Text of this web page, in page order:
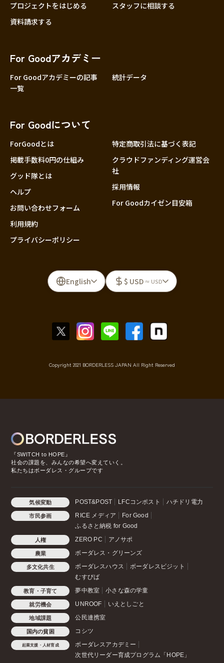
プロジェクトをはじめる
スタッフに相談する
資料請求する
For Goodアカデミー
For Goodアカデミーの記事
一覧
統計データ
For Goodについて
ForGoodとは
掲載手数料0円の仕組み
グッド隊とは
ヘルプ
お問い合わせフォーム
利用規約
プライバシーポリシー
特定商取引法に基づく表記
クラウドファンディング運営会
社
採用情報
For Goodカイゼン目安箱
English $ USD ≈ USD
Copyright 2021 BORDERLESS JAPAN All Right Reserved
『SWITCH to HOPE』
社会の課題を、みんなの希望へ変えていく。
私たちはボーダレス・グループです
気候変動 POST&POST LFCコンポスト ハチドリ電力
市民参画 RICE メディア
For Good
ふるさと納税 for Good
人権 ZERO PC アノサポ
農業 ボーダレス・グリーンズ
多文化共生 ボーダレスハウス
ボーダレスビジット
むすびば
教育・子育て 夢中教室 小さな森の学童
就労機会 UNROOF いえとしごと
地域課題 公民連携室
国内の貧困 コシツ
起業支援・人材育成
ボーダレスアカデミー
次世代リーダー育成プログラム「HOPE」